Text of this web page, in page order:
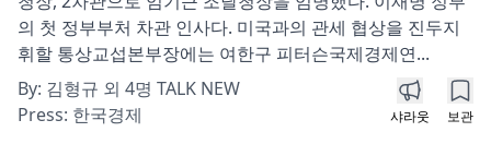
의 첫 정부부처 차관 인사다. 미국과의 관세 협상을 진두지
휘할 통상교섭본부장에는 여한구 피터슨국제경제연...
By: 김형규 외 4명 TALK NEW
Press: 한국경제 샤라웃 보관